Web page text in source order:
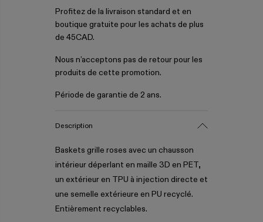
Profitez de la livraison standard et en
boutique gratuite pour les achats de plus
de 45CAD.
Nous n’acceptons pas de retour pour les
produits de cette promotion.
Période de garantie de 2 ans.
Description
Baskets grille roses avec un chausson
intérieur déperlant en maille 3D en PET,
un extérieur en TPU à injection directe et
une semelle extérieure en PU recyclé.
Entièrement recyclables.